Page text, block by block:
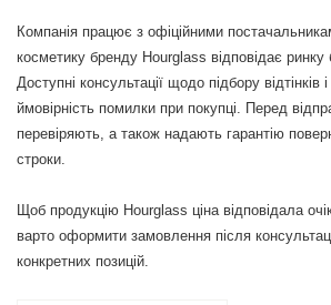
Компанія працює з офіційними
косметику бренду Hourglass відповідає ринку
Доступні консультації щодо підбору
ймовірність помилки при покупці. Перед
перевіряють, а також надають гарантію
строки.
Щоб продукцію Hourglass ціна відповідала
варто оформити замовлення після
конкретних позицій.